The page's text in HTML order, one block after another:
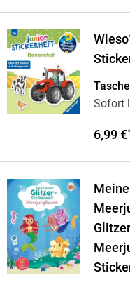
Sofort
6,99 €*